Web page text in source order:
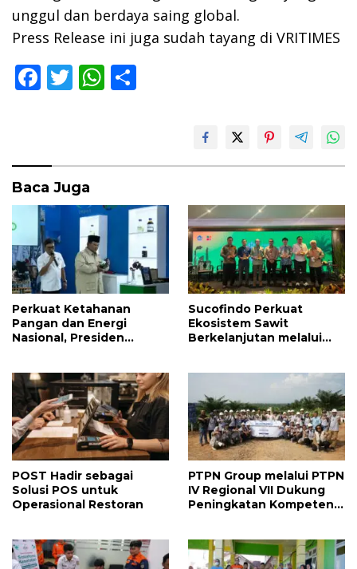
unggul dan berdaya saing global.
Press Release ini juga sudah tayang di VRITIMES
F
o
o
k
T W
p
p
Baca Juga
Perkuat Ketahanan
Pangan dan Energi
Nasional, Presiden
(Persero), Subholding
Perkebunan Nusantara
Sucofindo Perkuat
Ekosistem Sawit
Berkelanjutan melalui
POST Hadir sebagai
Solusi POS untuk
Operasional Restoran
PTPN Group melalui PTPN
IV Regional VII Dukung
Peningkatan Kompetensi
Maps di Way Kanan